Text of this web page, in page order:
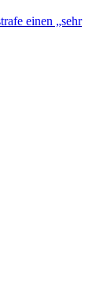
einen „sehr